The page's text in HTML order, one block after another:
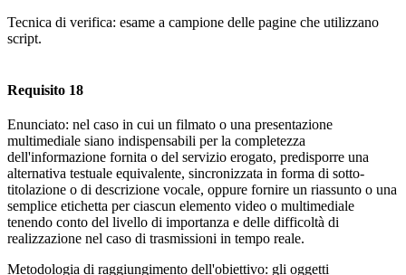
Tecnica di verifica: esame a campione delle pagine che utilizzano
script.
Requisito 18
Enunciato: nel caso in cui un filmato o una presentazione
multimediale siano indispensabili per la completezza
dell'informazione fornita o del servizio erogato, predisporre una
alternativa testuale equivalente, sincronizzata in forma di sotto-
titolazione o di descrizione vocale, oppure fornire un riassunto o una
semplice etichetta per ciascun elemento video o multimediale
tenendo conto del livello di importanza e delle difficoltà di
realizzazione nel caso di trasmissioni in tempo reale.
Metodologia di raggiungimento dell'obiettivo: gli oggetti